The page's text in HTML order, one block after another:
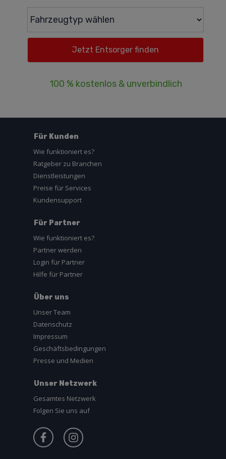
100 % kostenlos & unverbindlich
Für Kunden
Wie funktioniert es?
Ratgeber zu Branchen
Dienstleistungen
Preise für Services
Kundensupport
Für Partner
Wie funktioniert es?
Partner werden
Login für Partner
Hilfe für Partner
Über uns
Unser Team
Datenschutz
Impressum
Geschäftsbedingungen
Presse und Medien
Unser Netzwerk
Gesamtes Netzwerk
Folgen Sie uns auf